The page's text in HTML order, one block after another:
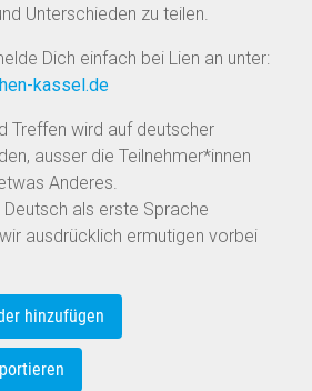
Unterschieden zu teilen.
Dich einfach bei Lien an unter:
kassel.de
Treffen wird auf deutscher
ausser die Teilnehmer*innen
Anderes.
als erste Sprache
ausdrücklich ermutigen vorbei
hinzufügen